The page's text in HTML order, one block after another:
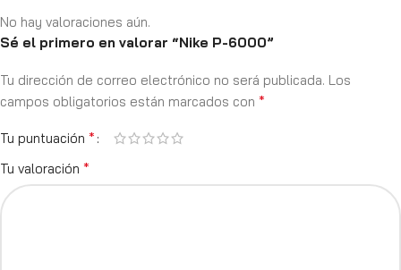
No hay valoraciones aún.
Sé el primero en valorar “Nike P-6000”
Tu dirección de correo electrónico no será publicada. Los
campos obligatorios están marcados con *
Tu puntuación *
Tu valoración *